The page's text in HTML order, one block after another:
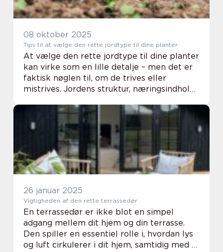
08 oktober 2025
Tips til at vælge den rette jordtype til dine planter
At vælge den rette jordtype til dine planter
kan virke som en lille detalje – men det er
faktisk nøglen til, om de trives eller
mistrives. Jordens struktur, næringsindhold
26 januar 2025
Vigtigheden af den rette terrassedør
En terrassedør er ikke blot en simpel
adgang mellem dit hjem og din terrasse.
Den spiller en essentiel rolle i, hvordan lys
og luft cirkulerer i dit hjem, samtidig med at